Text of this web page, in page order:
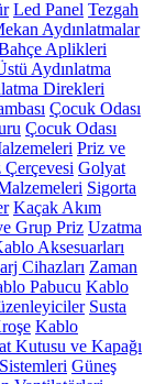
Led Panel Tezgah
Aydınlatmalar
Aplikleri
Aydınlatma
Direkleri
Çocuk Odası
Çocuk Odası
Priz ve
Çerçevesi Golyat
Sigorta
Kaçak Akım
Grup Priz Uzatma
Aksesuarları
Cihazları Zaman
Pabucu Kablo
Susta
Kablo
Kutusu ve Kapağı
Güneş